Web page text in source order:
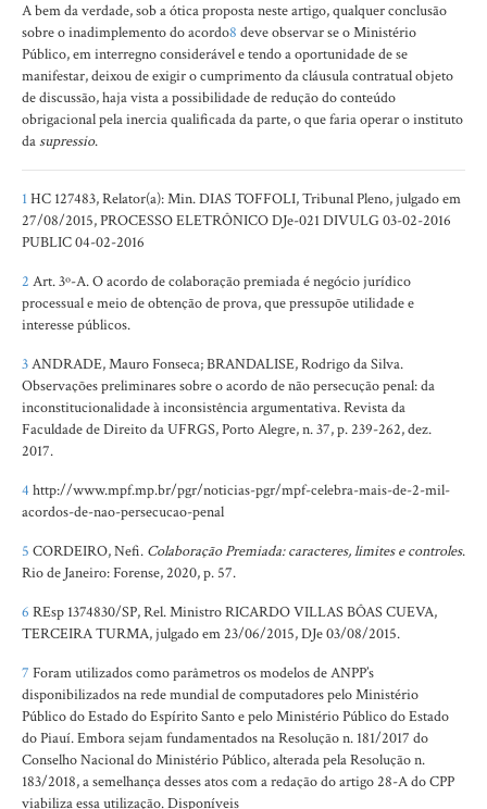
A bem da verdade, sob a ótica proposta neste artigo, qualquer conclusão
sobre o inadimplemento do acordo8 deve observar se o Ministério
Público, em interregno considerável e tendo a oportunidade de se
manifestar, deixou de exigir o cumprimento da cláusula contratual objeto
de discussão, haja vista a possibilidade de redução do conteúdo
obrigacional pela inercia qualificada da parte, o que faria operar o instituto
dasupressio.
1 HC 127483, Relator(a): Min. DIAS TOFFOLI, Tribunal Pleno, julgado em
27/08/2015, PROCESSO ELETRÔNICO DJe-021 DIVULG 03-02-2016
PUBLIC 04-02-2016
2 Art. 3º-A. O acordo de colaboração premiada é negócio jurídico
processual e meio de obtenção de prova, que pressupõe utilidade e
interesse públicos.
3ANDRADE, Mauro Fonseca; BRANDALISE, Rodrigo da Silva.
Observações preliminares sobre o acordo de não persecução penal: da
inconstitucionalidade à inconsistência argumentativa. Revista da
Faculdade de Direito da UFRGS, Porto Alegre, n. 37, p. 239-262, dez.
2017.
4 http://www.mpf.mp.br/pgr/noticias-pgr/mpf-celebra-mais-de-2-mil-
acordos-de-nao-persecucao-penal
5 CORDEIRO, Nefi. Colaboração Premiada: caracteres, limites e controles.
Rio de Janeiro: Forense, 2020, p. 57.
6 REsp 1374830/SP, Rel. Ministro RICARDO VILLAS BÔAS CUEVA,
TERCEIRA TURMA, julgado em 23/06/2015, DJe 03/08/2015.
7 Foram utilizados como parâmetros os modelos de ANPP’s
disponibilizados na rede mundial de computadores pelo Ministério
Público do Estado do Espírito Santo e pelo Ministério Público do Estado
do Piauí. Embora sejam fundamentados na Resolução n. 181/2017 do
Conselho Nacional do Ministério Público, alterada pela Resolução n.
183/2018, a semelhança desses atos com a redação do artigo 28-A do CPP
viabiliza essa utilização. Disponíveis